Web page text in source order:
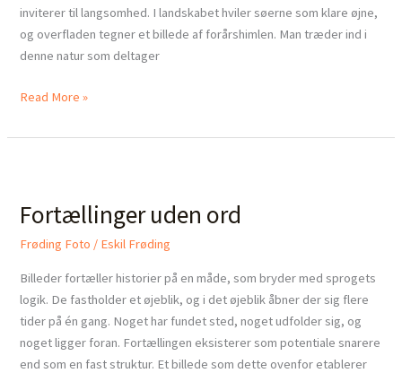
inviterer til langsomhed. I landskabet hviler søerne som klare øjne,
og overfladen tegner et billede af forårshimlen. Man træder ind i
denne natur som deltager
Read More »
Fortællinger uden ord
Frøding Foto / Eskil Frøding
Billeder fortæller historier på en måde, som bryder med sprogets
logik. De fastholder et øjeblik, og i det øjeblik åbner der sig flere
tider på én gang. Noget har fundet sted, noget udfolder sig, og
noget ligger foran. Fortællingen eksisterer som potentiale snarere
end som en fast struktur. Et billede som dette ovenfor etablerer
ord